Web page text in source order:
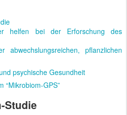
helfen bei der Erforschung des
abwechslungsreichen, pflanzlichen
psychische Gesundheit
“Mikrobiom-GPS”
Studie